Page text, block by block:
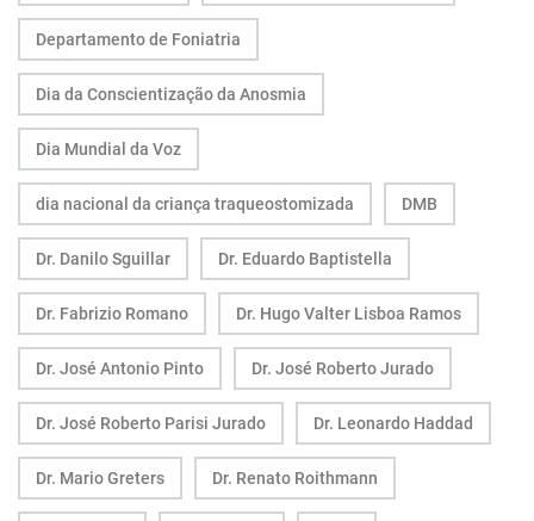
Departamento de Foniatria
Dia da Conscientização da Anosmia
Dia Mundial da Voz
dia nacional da criança traqueostomizada DMB
Dr. Danilo Sguillar Dr. Eduardo Baptistella
Dr. Fabrizio Romano Dr. Hugo Valter Lisboa Ramos
Dr. José Antonio Pinto Dr. José Roberto Jurado
Dr. José Roberto Parisi Jurado Dr. Leonardo Haddad
Dr. Mario Greters Dr. Renato Roithmann